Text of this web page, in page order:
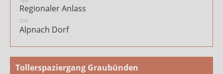
Regionaler Anlass
Ort
Alpnach Dorf
Tollerspaziergang Graubünden